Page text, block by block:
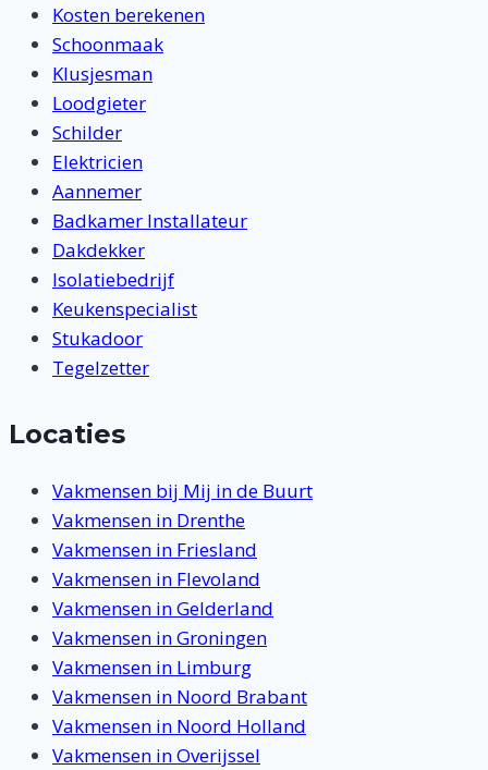
Kosten berekenen
Schoonmaak
Klusjesman
Loodgieter
Schilder
Elektricien
Aannemer
Badkamer Installateur
Dakdekker
Isolatiebedrijf
Keukenspecialist
Stukadoor
Tegelzetter
Locaties
Vakmensen bij Mij in de Buurt
Vakmensen in Drenthe
Vakmensen in Friesland
Vakmensen in Flevoland
Vakmensen in Gelderland
Vakmensen in Groningen
Vakmensen in Limburg
Vakmensen in Noord Brabant
Vakmensen in Noord Holland
Vakmensen in Overijssel